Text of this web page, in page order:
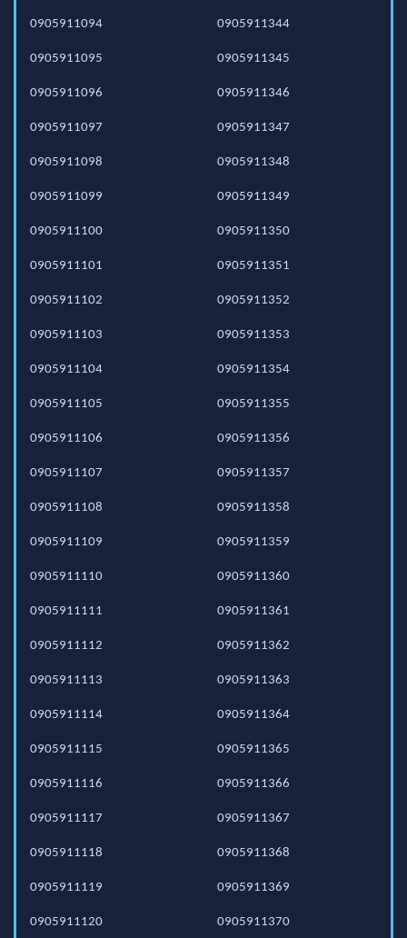
0905911094
0905911095
0905911096
0905911097
0905911098
0905911099
0905911100
0905911101
0905911102
0905911103
0905911104
0905911105
0905911106
0905911107
0905911108
0905911109
0905911110
0905911111
0905911112
0905911113
0905911114
0905911115
0905911116
0905911117
0905911118
0905911119
0905911120
0905911344
0905911345
0905911346
0905911347
0905911348
0905911349
0905911350
0905911351
0905911352
0905911353
0905911354
0905911355
0905911356
0905911357
0905911358
0905911359
0905911360
0905911361
0905911362
0905911363
0905911364
0905911365
0905911366
0905911367
0905911368
0905911369
0905911370